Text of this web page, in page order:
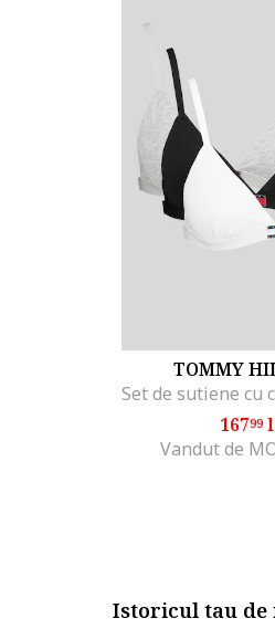
TOMMY
16799
Vandut de
Istoricul tau de